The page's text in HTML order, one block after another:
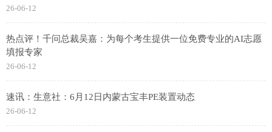
26-06-12
热点评！千问总裁吴嘉：为每个考生提供一位免费专业的AI志愿
填报专家
26-06-12
速讯：生意社：6月12日内蒙古宝丰PE装置动态
26-06-12